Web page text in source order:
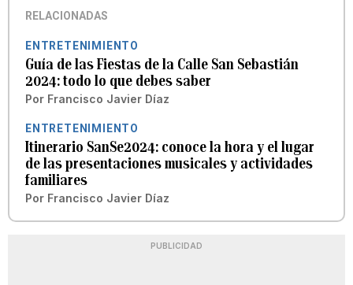
RELACIONADAS
ENTRETENIMIENTO
Guía de las Fiestas de la Calle San Sebastián
2024: todo lo que debes saber
Por Francisco Javier Díaz
ENTRETENIMIENTO
Itinerario SanSe2024: conoce la hora y el lugar
de las presentaciones musicales y actividades
familiares
Por Francisco Javier Díaz
PUBLICIDAD